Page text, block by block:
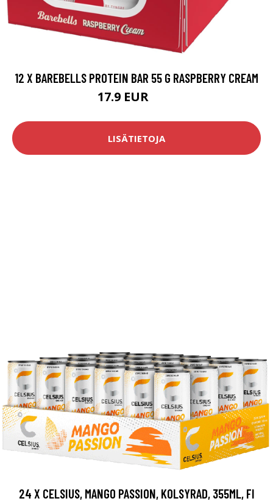
12 X BAREBELLS PROTEIN BAR 55 G RASPBERRY CREAM
17.9 EUR
LISÄTIETOJA
24 X CELSIUS, MANGO PASSION, KOLSYRAD, 355ML, FI